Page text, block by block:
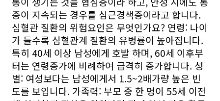
증이 지속되는 경우를 심근경색증이라고 합니다.
심혈관 질환의 위험요인은 무엇인가요? 연령: 나이
가 들수록 심혈관계 질환의 유병률이 높아집니다.
특히 40세 이상 남성에게 호발 하며, 60세 이후부
터는 연령증가에 비례하여 급격히 증가합니다. 성
별: 여성보다는 남성에게서 1.5~2배가량 높은 빈
도를 보입니다. 가족력: 부모 중 한 명이 55세 이전